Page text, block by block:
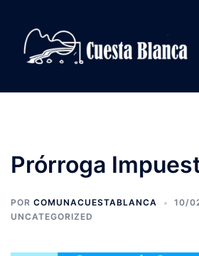
contenido
Prórroga
POR COMUNACUESTABLANCA
10/
UNCATEGORIZED